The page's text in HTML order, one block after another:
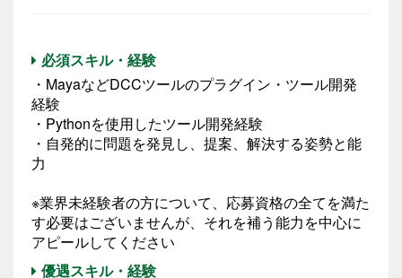
必須スキル・経験
・MayaなどDCCツールのプラグイン・ツール開発
経験
・Pythonを使用したツール開発経験
・自発的に問題を発見し、提案、解決する姿勢と能
力
※業界未経験者の方について、応募資格の全てを満た
す必要はございませんが、それを補う能力を中心に
アピールしてください
優遇スキル・経験